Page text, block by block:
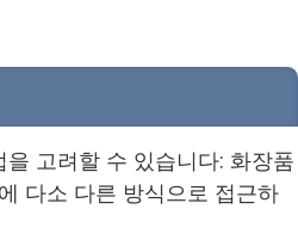
고려할 수 있습니다: 화장품
다소 다른 방식으로 접근하